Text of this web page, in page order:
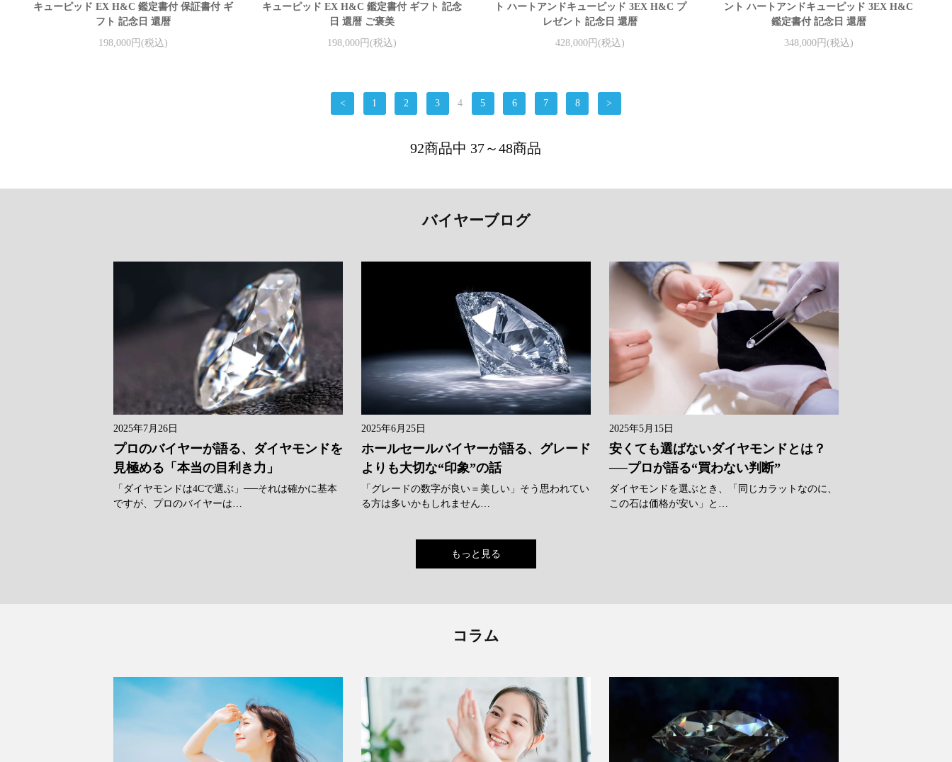
キューピッド EX H&C 鑑定書付 保証書付 ギ
フト 記念日 還暦
198,000円(税込)
キューピッド EX H&C 鑑定書付 ギフト 記念
日 還暦 ご褒美
198,000円(税込)
ト ハートアンドキューピッド 3EX H&C プ
レゼント 記念日 還暦
428,000円(税込)
ント ハートアンドキューピッド 3EX H&C
鑑定書付 記念日 還暦
348,000円(税込)
< 1 2 3 4 5 6 7 8 >
92商品中 37～48商品
バイヤーブログ
2025年7月26日
プロのバイヤーが語る、ダイヤモンドを
見極める「本当の目利き力」
「ダイヤモンドは4Cで選ぶ」──それは確かに基本
ですが、プロのバイヤーは…
2025年6月25日
ホールセールバイヤーが語る、グレード
よりも大切な“印象”の話
「グレードの数字が良い＝美しい」そう思われてい
る方は多いかもしれません…
2025年5月15日
安くても選ばないダイヤモンドとは？
──プロが語る“買わない判断”
ダイヤモンドを選ぶとき、「同じカラットなのに、
この石は価格が安い」と…
もっと見る
コラム